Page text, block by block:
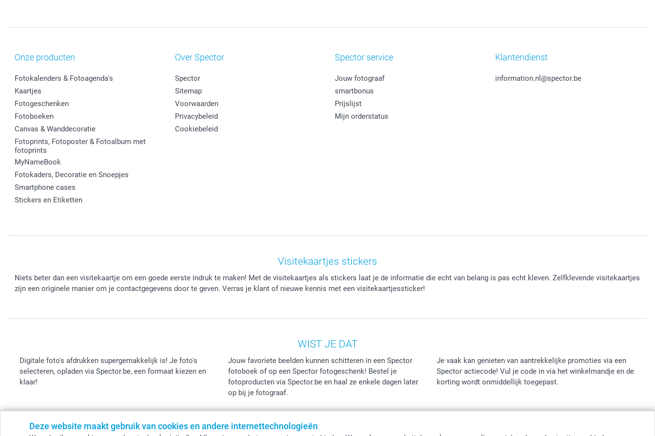
Deze website maakt gebruik van cookies en andere internettechnologieën
Onze producten
Fotokalenders & Fotoagenda's
Kaartjes
Fotogeschenken
Fotoboeken
Canvas & Wanddecoratie
Fotoprints, Fotoposter & Fotoalbum met
fotoprints
MyNameBook
Fotokaders, Decoratie en Snoepjes
Smartphone cases
Stickers en Etiketten
Over Spector
Spector
Sitemap
Voorwaarden
Privacybeleid
Cookiebeleid
Spector service
Jouw fotograaf
smartbonus
Prijslijst
Mijn orderstatus
Klantendienst
information.nl@spector.be
Visitekaartjes stickers
Niets beter dan een visitekaartje om een goede eerste indruk te maken! Met de visitekaartjes als stickers laat je de informatie die echt van belang is pas echt kleven. Zelfklevende visitekaartjes
zijn een originele manier om je contactgegevens door te geven. Verras je klant of nieuwe kennis met een visitekaartjessticker!
WIST JE DAT
Digitale foto's afdrukken supergemakkelijk is! Je foto's
selecteren, opladen via Spector.be, een formaat kiezen en
klaar!
Jouw favoriete beelden kunnen schitteren in een Spector
fotoboek of op een Spector fotogeschenk! Bestel je
fotoproducten via Spector.be en haal ze enkele dagen later
op bij je fotograaf.
Je vaak kan genieten van aantrekkelijke promoties via een
Spector actiecode! Vul je code in via het winkelmandje en de
korting wordt onmiddellijk toegepast.
© smartphoto group. Alle rechten voorbehouden Alle prijzen zijn in EURO (€) inclusief BTW en exclusief verzendkosten.